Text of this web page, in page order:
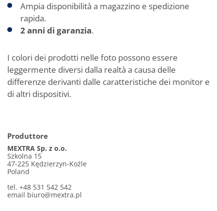
Ampia disponibilità a magazzino e spedizione
rapida.
2 anni di garanzia.
I colori dei prodotti nelle foto possono essere
leggermente diversi dalla realtà a causa delle
differenze derivanti dalle caratteristiche dei monitor e
di altri dispositivi.
Produttore
MEXTRA Sp. z o.o.
Szkolna 15
47-225 Kędzierzyn-Koźle
Poland
tel. +48 531 542 542
email biuro@mextra.pl